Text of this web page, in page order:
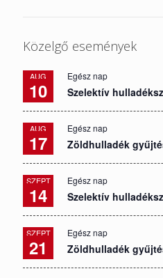
Közelgő események
AUG
10
Egész nap
Szelektív
AUG
17
Egész nap
Zöldhulladék
SZEPT
14
Egész nap
Szelektív
SZEPT
21
Egész nap
Zöldhulladék